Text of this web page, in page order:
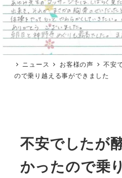
ニュース お客様の声
不安
ので乗り越える事ができました
不安でしたが
かったので乗